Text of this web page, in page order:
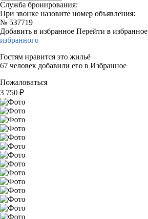
Служба бронирования:
При звонке назовите номер объявления:
№ 537719
Добавить в избранное Перейти в избранное
избранного
Гостям нравится это жильё
67 человек добавили его в Избранное
Пожаловаться
3 750 ₽